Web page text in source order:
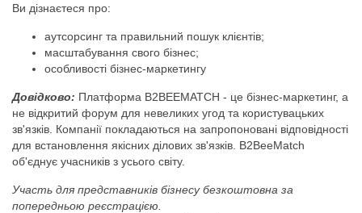
Ви дізнаєтеся про:
аутсорсинг та правильний пошук клієнтів;
масштабування свого бізнес;
особливості бізнес-маркетингу
Довідково: Платформа B2BEEMATCH - це бізнес-маркетинг, а
не відкритий форум для невеликих угод та користувацьких
зв'язків. Компанії покладаються на запропоновані відповідності
для встановлення якісних ділових зв'язків. B2BeeMatch
об'єднує учасників з усього світу.
Участь для представників бізнесу безкоштовна за
попередньою реєстрацією.